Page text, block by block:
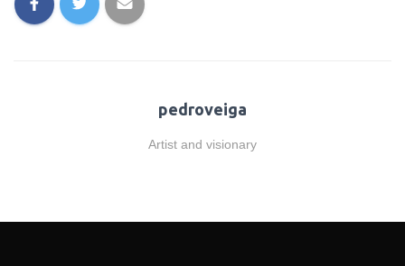
pedroveiga
Artist and visionary